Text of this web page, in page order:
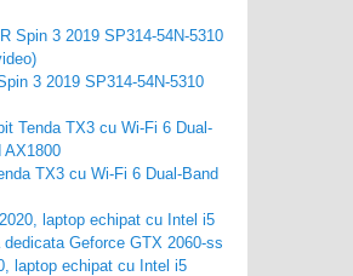
3 2019 SP314-54N-5310
TX3 cu Wi-Fi 6 Dual-Band
laptop echipat cu Intel i5